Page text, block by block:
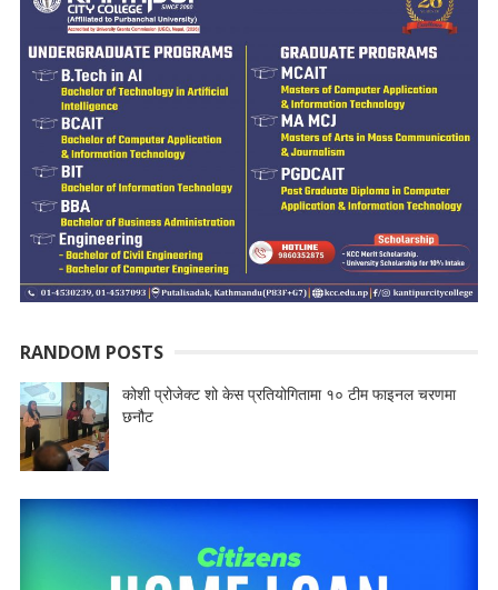
RANDOM POSTS
कोशी प्रोजेक्ट शो केस प्रतियोगितामा १० टीम फाइनल चरणमा
छनौट